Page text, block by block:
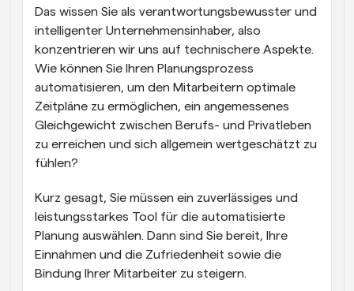
Das wissen Sie als verantwortungsbewusster und
intelligenter Unternehmensinhaber, also
konzentrieren wir uns auf technischere Aspekte.
Wie können Sie Ihren Planungsprozess
automatisieren, um den Mitarbeitern optimale
Zeitpläne zu ermöglichen, ein angemessenes
Gleichgewicht zwischen Berufs- und Privatleben
zu erreichen und sich allgemein wertgeschätzt zu
fühlen?
Kurz gesagt, Sie müssen ein zuverlässiges und
leistungsstarkes Tool für die automatisierte
Planung auswählen. Dann sind Sie bereit, Ihre
Einnahmen und die Zufriedenheit sowie die
Bindung Ihrer Mitarbeiter zu steigern.